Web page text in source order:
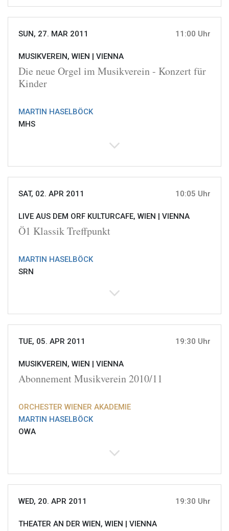
SUN, 27. MAR 2011 11:00 Uhr
MUSIKVEREIN, WIEN | VIENNA
Die neue Orgel im Musikverein - Konzert für
Kinder
MARTIN HASELBÖCK
MHS
SAT, 02. APR 2011 10:05 Uhr
LIVE AUS DEM ORF KULTURCAFE, WIEN | VIENNA
Ö1 Klassik Treffpunkt
MARTIN HASELBÖCK
SRN
TUE, 05. APR 2011 19:30 Uhr
MUSIKVEREIN, WIEN | VIENNA
Abonnement Musikverein 2010/11
ORCHESTER WIENER AKADEMIE
MARTIN HASELBÖCK
OWA
WED, 20. APR 2011 19:30 Uhr
THEATER AN DER WIEN, WIEN | VIENNA